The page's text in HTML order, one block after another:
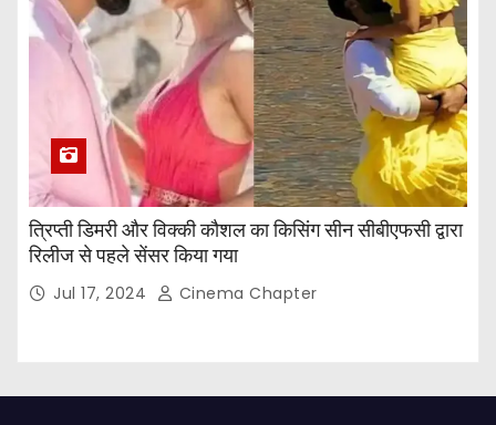
त्रिप्ती डिमरी और विक्की कौशल का किसिंग सीन सीबीएफसी द्वारा
रिलीज से पहले सेंसर किया गया
Jul 17, 2024 Cinema Chapter